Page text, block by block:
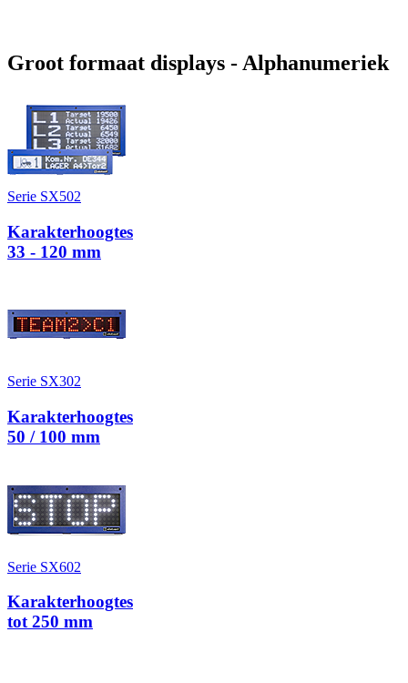
Groot formaat displays - Alphanumeriek
Serie SX502
Karakterhoogtes
33 - 120 mm
Serie SX302
Karakterhoogtes
50 / 100 mm
Serie SX602
Karakterhoogtes
tot 250 mm